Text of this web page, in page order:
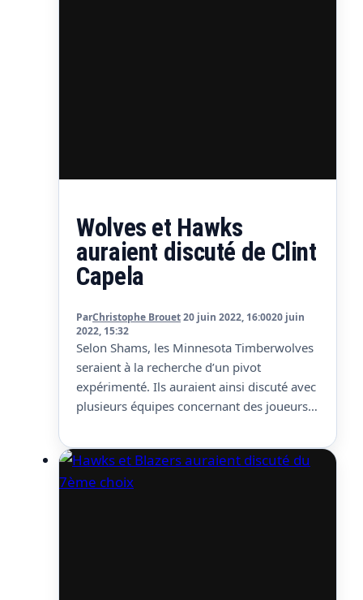
Wolves et Hawks
auraient discuté de Clint
Capela
ParChristophe Brouet20 juin 2022, 16:0020 juin
2022, 15:32
Selon Shams, les Minnesota Timberwolves
seraient à la recherche d’un pivot
expérimenté. Ils auraient ainsi discuté avec
plusieurs équipes concernant des joueurs
Hawks au sujet de Clint Capela. On imagine
que c’est pour une association dans la
raquette avec Karl-Anthony Towns, alors